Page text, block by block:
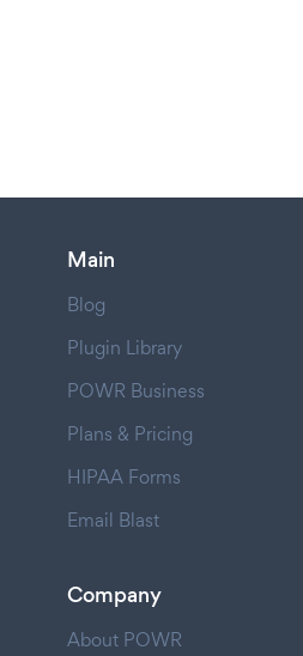
Main
Blog
Plugin Library
POWR Business
Plans & Pricing
HIPAA Forms
Email Blast
Company
About POWR